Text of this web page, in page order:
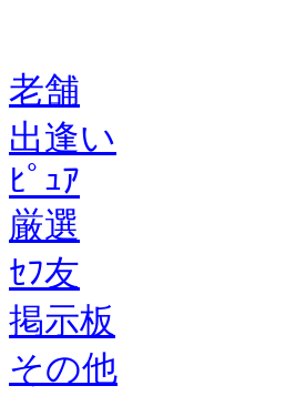
老舗
出逢い
ﾋﾟｭｱ
厳選
ｾﾌ友
掲示板
その他